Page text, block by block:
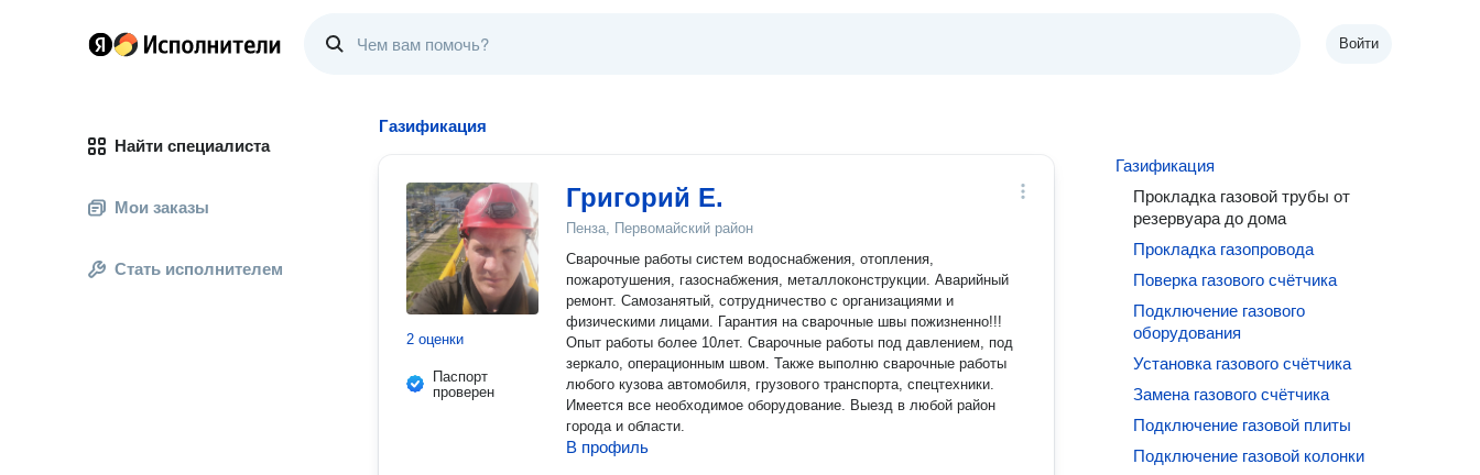
Войти
Найти специалиста
Мои заказы
Стать исполнителем
Газификация
2 оценки
Паспорт
проверен
Григорий Е.
Пенза, Первомайский район
Сварочные работы систем водоснабжения, отопления,
пожаротушения, газоснабжения, металлоконструкции. Аварийный
ремонт. Самозанятый, сотрудничество с организациями и
физическими лицами. Гарантия на сварочные швы пожизненно!!!
Опыт работы более 10лет. Сварочные работы под давлением, под
зеркало, операционным швом. Также выполню сварочные работы
любого кузова автомобиля, грузового транспорта, спецтехники.
Имеется все необходимое оборудование. Выезд в любой район
города и области.
В профиль
Газификация
Прокладка газовой трубы от
резервуара до дома
Прокладка газопровода
Поверка газового счётчика
Подключение газового
оборудования
Установка газового счётчика
Замена газового счётчика
Подключение газовой плиты
Подключение газовой колонки